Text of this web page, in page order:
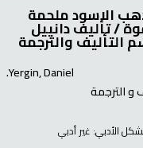
الاسود ملحمة
/تأليف دانييل
التأليف والترجمة
Yergin, Daniel.
و الترجمة
الأدبي: غير أدبي